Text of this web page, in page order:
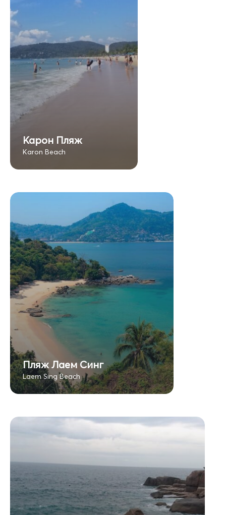
Карон Пляж
Karon Beach
Пляж Лаем Синг
Laem Sing Beach